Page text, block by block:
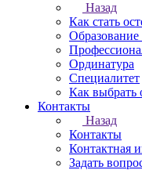
Назад
Как стать
Образование
Ординатура
Специалитет
Как выбрать
Контакты
Назад
Контакты
Контактная
Задать